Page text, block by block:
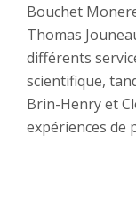
Bouchet
Thomas
différents
scientifique,
Brin-Henry et
expériences de